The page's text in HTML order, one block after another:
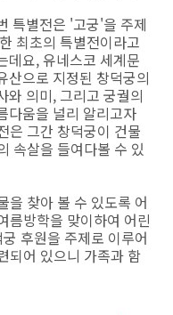
특별전은 '고궁'을 주제
최초의 특별전이라고
데요, 유네스코 세계문
산으로 지정된 창덕궁의
와 의미, 그리고 궁궐의
다움을 널리 알리고자
은 그간 창덕궁이 건물
속살을 들여다볼 수 있
을 찾아 볼 수 있도록 어
름방학을 맞이하여 어린
후원을 주제로 이루어
되어 있으니 가족과 함